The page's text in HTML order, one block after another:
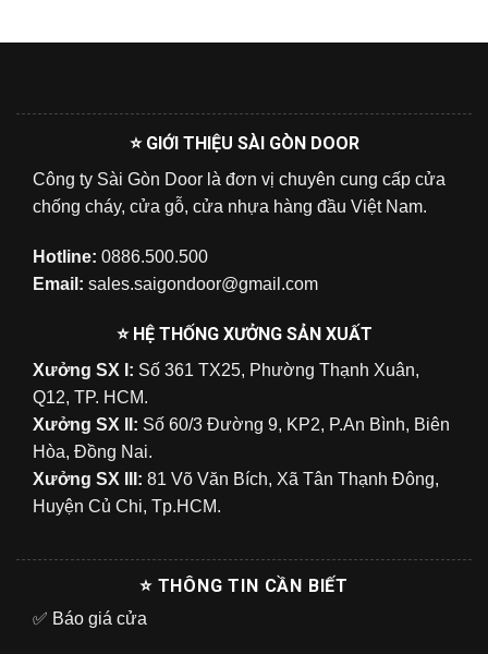
⭐ GIỚI THIỆU SÀI GÒN DOOR
Công ty Sài Gòn Door là đơn vị chuyên cung cấp cửa
chống cháy, cửa gỗ, cửa nhựa hàng đầu Việt Nam.
Hotline: 0886.500.500
Email: sales.saigondoor@gmail.com
⭐ HỆ THỐNG XƯỞNG SẢN XUẤT
Xưởng SX I: Số 361 TX25, Phường Thạnh Xuân,
Q12, TP. HCM.
Xưởng SX II: Số 60/3 Đường 9, KP2, P.An Bình, Biên
Hòa, Đồng Nai.
Xưởng SX III: 81 Võ Văn Bích, Xã Tân Thạnh Đông,
Huyện Củ Chi, Tp.HCM.
⭐ THÔNG TIN CẦN BIẾT
✅ Báo giá cửa